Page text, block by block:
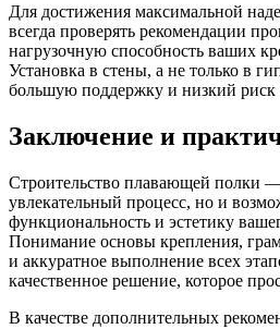
Для достижения максимальной
всегда проверять рекомендации
нагрузочную способность ваших
Установка в стены, а не только в
большую поддержку и низкий риск
Заключение и
Строительство плавающей полки —
увлекательный процесс, но и
функциональность и эстетику
Понимание основы крепления,
и аккуратное выполнение всех
качественное решение, которое
В качестве дополнительных